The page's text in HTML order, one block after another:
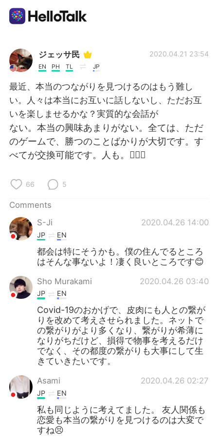
Language Exchange App
AI Grammar Checker
English
简体中文 繁體中文
日本語
Русский
Türkçe
Português
ジェッサ民
EN PH TL JP
2020.04.21 23:54
最近、本当のつながりを見つけるのはもう難し
い。人々は本当にお互いに話しないし、ただお互
いを楽しませるかな？実質的な会話が
ない。本当の興味あまりがない。全ては、ただ
のゲームで、勝つのことばかりが大切です。す
べてが交換可能です。人も。🤷🏻‍♀️
66 5
Comments
S-Ji
2020.04.26 14:00
JP EN
都会は特にそうかも。僕の住んでるところ
はそんな事ないよ！凄く良いところです😊
Sho Murakami 2020.04.26 03:40
JP EN
Covid-19のおかげで、皮肉にも人との繋が
りを改めて考えさせられました。ネットで
の繋がりがより多くなり、繋がりが希薄に
なりがちだけど、損得で物事を考えるだけ
でなく、その都度の繋がりも大事にして生
きていきたいです。
Asami 2020.04.26 02:27
JP EN
私も同じように考えてました。 友人関係も
恋愛も本当の繋がりを見つけるのは大変で
すね😣